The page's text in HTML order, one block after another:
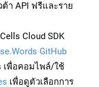
ต้า API ฟรีและราย
Cloud SDK
GitHub
เพื่อคอมไพล์/ใช้
เพื่อดูตัวเลือกการ